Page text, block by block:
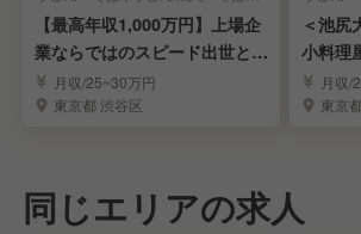
【最高年収1,000万円】上場企
業ならではのスピード出世と高
待遇◎
月収/25~30万円
東京都 渋谷区
＜池尻
小料理
月収/
東京
同じエリアの求人